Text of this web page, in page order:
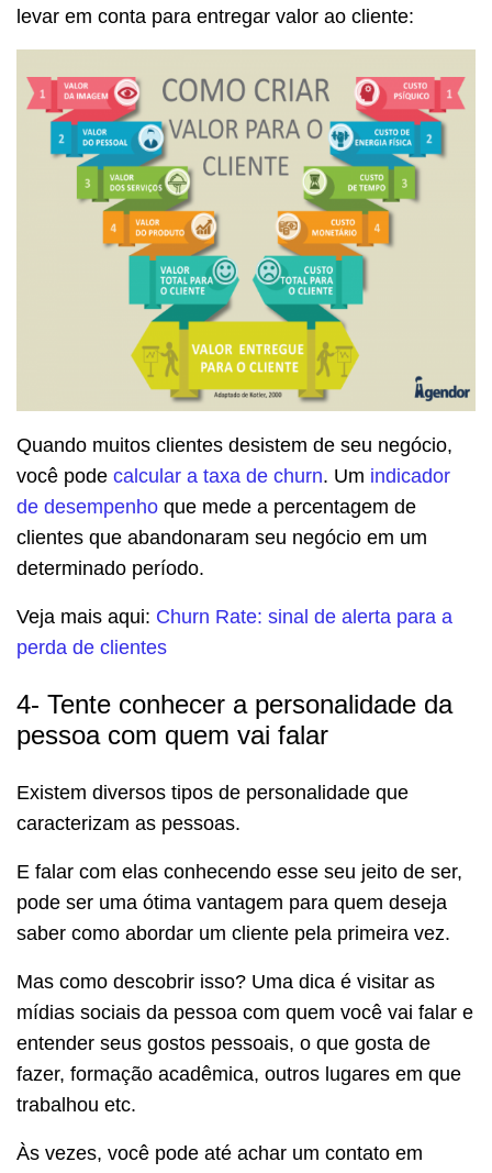
levar em conta para entregar valor ao cliente:
Quando muitos clientes desistem de seu negócio,
você pode calcular a taxa de churn. Um indicador
de desempenho que mede a percentagem de
clientes que abandonaram seu negócio em um
determinado período.
Veja mais aqui: Churn Rate: sinal de alerta para a
perda de clientes
4- Tente conhecer a personalidade da
pessoa com quem vai falar
Existem diversos tipos de personalidade que
caracterizam as pessoas.
E falar com elas conhecendo esse seu jeito de ser,
pode ser uma ótima vantagem para quem deseja
saber como abordar um cliente pela primeira vez.
Mas como descobrir isso? Uma dica é visitar as
mídias sociais da pessoa com quem você vai falar e
entender seus gostos pessoais, o que gosta de
fazer, formação acadêmica, outros lugares em que
trabalhou etc.
Às vezes, você pode até achar um contato em